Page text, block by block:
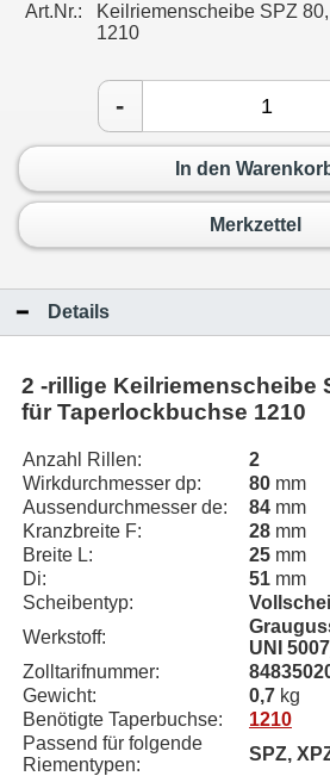
Art.Nr.:
Keilriemenscheibe SPZ
1210
-
In den
Merkzettel
Details
2 -rillige Keilriemenscheibe
für Taperlockbuchse 1210
Anzahl Rillen:
2
Wirkdurchmesser dp:
80 mm
Aussendurchmesser de:
84 mm
Kranzbreite F:
28 mm
Breite L:
25 mm
Di:
51 mm
Scheibentyp:
Werkstoff:
UNI
Zolltarifnummer:
Gewicht:
0,7 kg
Benötigte Taperbuchse:
1210
Passend für folgende
Riementypen:
SPZ,